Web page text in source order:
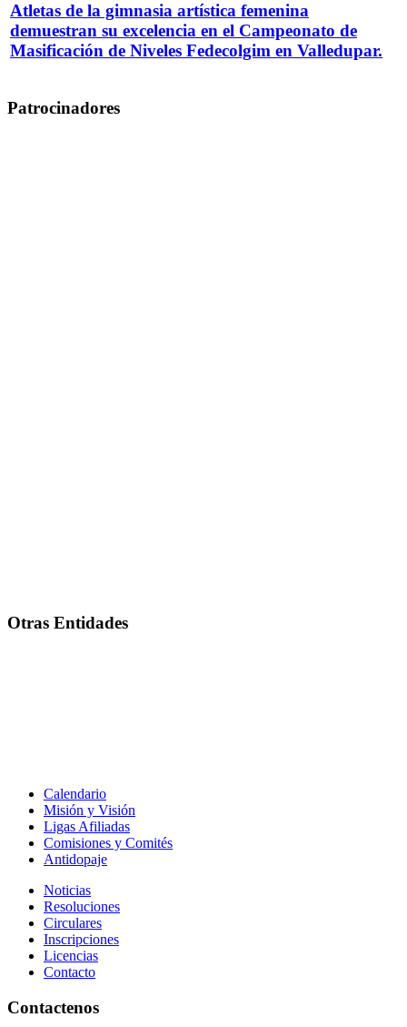
Atletas de la gimnasia artística femenina
demuestran su excelencia en el Campeonato de
Masificación de Niveles Fedecolgim en Valledupar.
Patrocinadores
Otras Entidades
Calendario
Misión y Visión
Ligas Afiliadas
Comisiones y Comités
Antidopaje
Noticias
Resoluciones
Circulares
Inscripciones
Licencias
Contacto
Contactenos